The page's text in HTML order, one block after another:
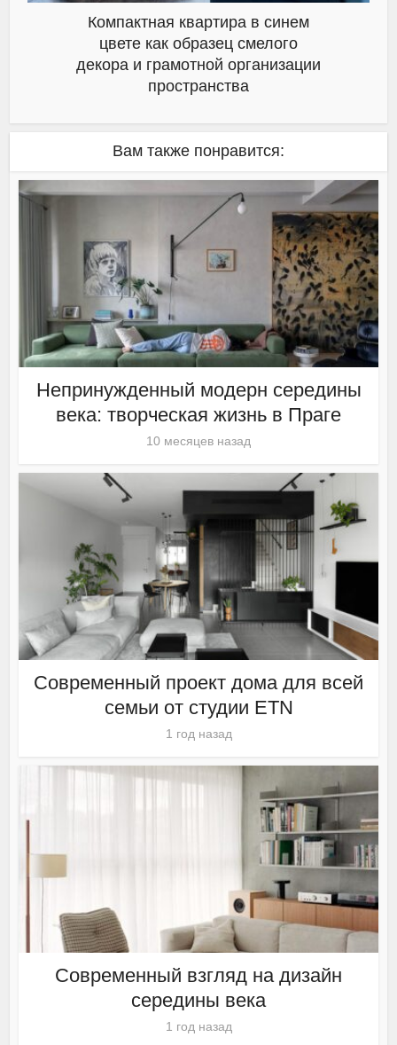
Компактная квартира в синем
цвете как образец смелого
декора и грамотной организации
пространства
Вам также понравится:
Непринужденный модерн середины
века: творческая жизнь в Праге
10 месяцев назад
Современный проект дома для всей
семьи от студии ETN
1 год назад
Современный взгляд на дизайн
середины века
1 год назад